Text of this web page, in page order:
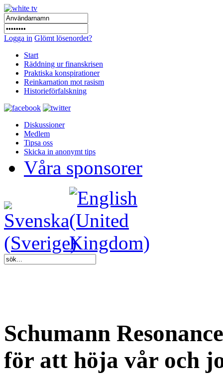
Logga in Glömt lösenordet?
Start
Räddning ur finanskrisen
Praktiska konspirationer
Reinkarnation mot rasism
Historieförfalskning
Diskussioner
Medlem
Tipsa oss
Skicka in anonymt tips
Våra sponsorer
Schumann
för att höja vår och